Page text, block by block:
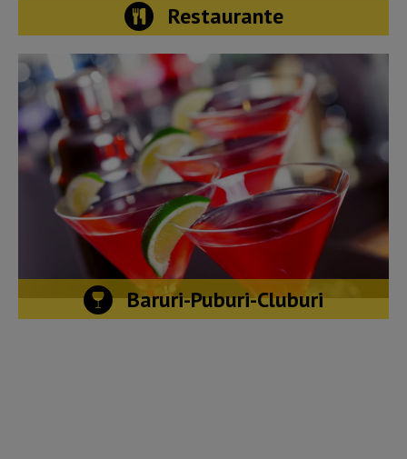
Restaurante
Baruri-Puburi-Cluburi